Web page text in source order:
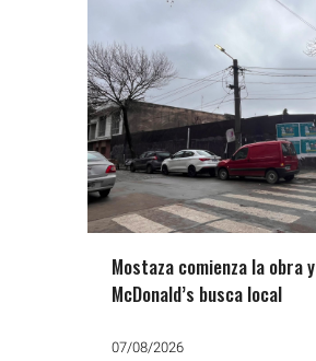
Mostaza comienza la obra y
McDonald’s busca local
07/08/2026